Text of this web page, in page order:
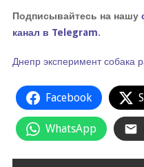
Подписывайтесь на нашу
канал в Telegram.
Днепр эксперимент собака
Facebook
WhatsApp